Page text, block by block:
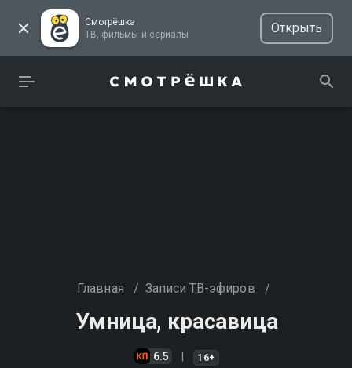
Смотрёшка
ТВ, фильмы и сериалы
Открыть
Главная / Записи ТВ-эфиров /
Умница, красавица
6.5 16+